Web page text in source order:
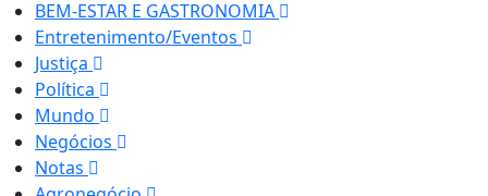
BEM-ESTAR E GASTRONOMIA
Entretenimento/Eventos
Justiça
Política
Mundo
Negócios
Notas